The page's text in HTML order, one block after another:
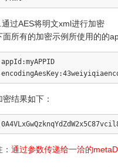
通过AES将明文xml进行加密
面所有的加密示例所使用的的
appId:myAPPID
密结果如下：
通过参数传递给一洽的